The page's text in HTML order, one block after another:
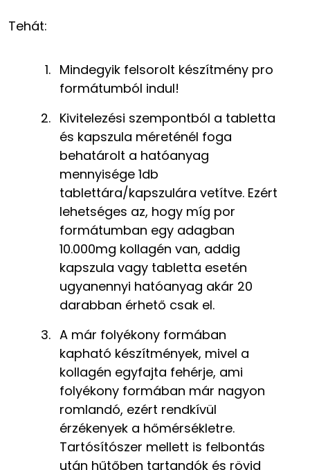
Tehát:
Mindegyik felsorolt készítmény pro
formátumból indul!
Kivitelezési szempontból a tabletta
és kapszula méreténél foga
behatárolt a hatóanyag
mennyisége 1db
tablettára/kapszulára vetítve. Ezért
lehetséges az, hogy míg por
formátumban egy adagban
10.000mg kollagén van, addig
kapszula vagy tabletta esetén
ugyanennyi hatóanyag akár 20
darabban érhető csak el.
A már folyékony formában
kapható készítmények, mivel a
kollagén egyfajta fehérje, ami
folyékony formában már nagyon
romlandó, ezért rendkívül
érzékenyek a hőmérsékletre.
Tartósítószer mellett is felbontás
után hűtőben tartandók és rövid